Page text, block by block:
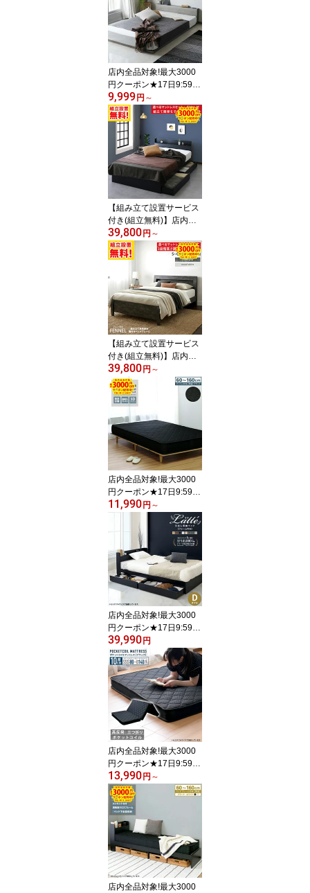
ベッド ダブル ベット ベ
ッドフレーム 白 黒 グレ
ー ブラウン マットレス
付 選べる 1人用 一人用 2
人用 二人用 大型 エミー
店内全品対象!最大3000
円クーポン★17日9:59ま
で 【楽天1位獲得】 角の
ない ローベッド 【くる
み】 ベッドフレーム す
のこベッド フロアベッド
ベッド 連結ベッド マッ
トレス付 サイズ 選べる
スモール セミシングル
シングル セミダブル ダ
ブル 角 ホワイト グレー
9,999 円 ～
【組み立て設置サービス
付き(組立無料)】店内全
品対象!最大3000円クー
ポン★17日9:59まで
【楽天1位獲得】 ベッド
収納付き ダブルベッド
シングルベッド セミダブ
ルベッド ダブル ベッド
ベッドフレーム 白 黒 宮
付 セミダブル マットレ
ス付き 選べる 新型エミ
ー 楽組
39,800 円 ～
【組み立て設置サービス
付き(組立無料)】店内全
品対象!最大3000円クー
ポン★17日9:59まで
【楽天1位】フェンネル
ベッド 収納付き ダブル
ベッド シングルベッド
セミダブルベッド ダブル
ベッド ベッドフレーム
マットレス付 選べる 高
さ調節 3段階 すのこ コン
セント グレー
39,800 円 ～
店内全品対象!最大3000
円クーポン★17日9:59ま
で 【10cm間隔で幅が選
べる】【60〜160cm】ポ
ケットコイルマットレス
マットレス マット 黒 ブ
ラック 人気 シンプル ポ
ケットコイル 60cm 70c
m 80cm 90cm 110cm 13
0cm 150cm 160cm Econ
omy エコノミー マット
レスのみ
11,990 円 ～
店内全品対象!最大3000
円クーポン★17日9:59ま
で シリーズ累計販売台数
14万台突破！【楽天1
位】【フレームのみ】ラ
テ 収納ベッド ダブルサ
イズ ベッド 棚 コンセン
ト付き 引き出し付き ベ
ッドフレーム ブラック
ホワイト Latt'e
39,990 円
店内全品対象!最大3000
円クーポン★17日9:59ま
で 【マットレスのみ】
【単品】サイズが選べる
三つ折り マットレス 3D
メッシュマットレス ポケ
ットコイル マット 厚み1
0cm コンパクト メッシ
ュ コイル 黒 ブラック シ
ングル セミダブル スモ
ールセミ ダブル
13,990 円 ～
店内全品対象!最大3000